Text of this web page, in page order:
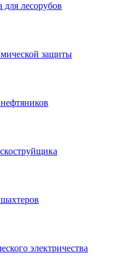
лесорубов
защиты
электричества